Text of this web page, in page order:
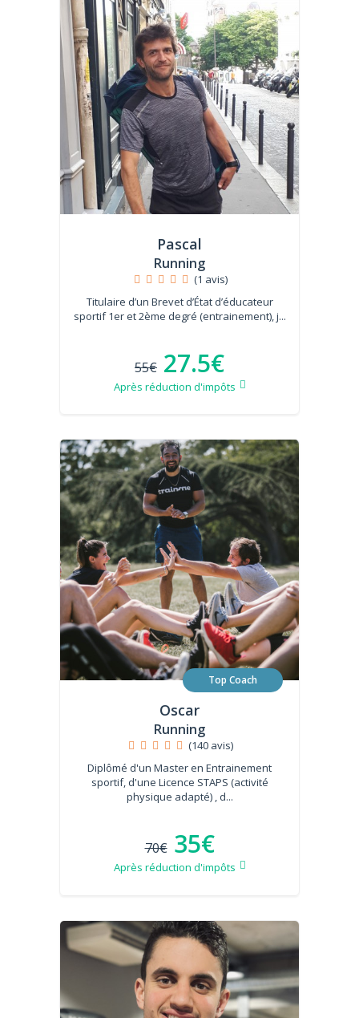
Pascal
Running
(1 avis)
Titulaire d’un Brevet d’État d’éducateur
sportif 1er et 2ème degré (entrainement), j...
55€ 27.5€
Après réduction d'impôts
Top Coach
Oscar
Running
(140 avis)
Diplômé d'un Master en Entrainement
sportif, d'une Licence STAPS (activité
physique adapté) , d...
70€ 35€
Après réduction d'impôts